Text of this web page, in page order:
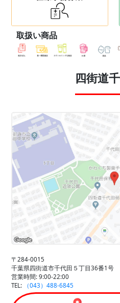
取扱い商品
四街道
〒284-0015
千葉県四街道市千代田５丁目36番1号
営業時間: 9:00-22:00
TEL:
（043）488-6845